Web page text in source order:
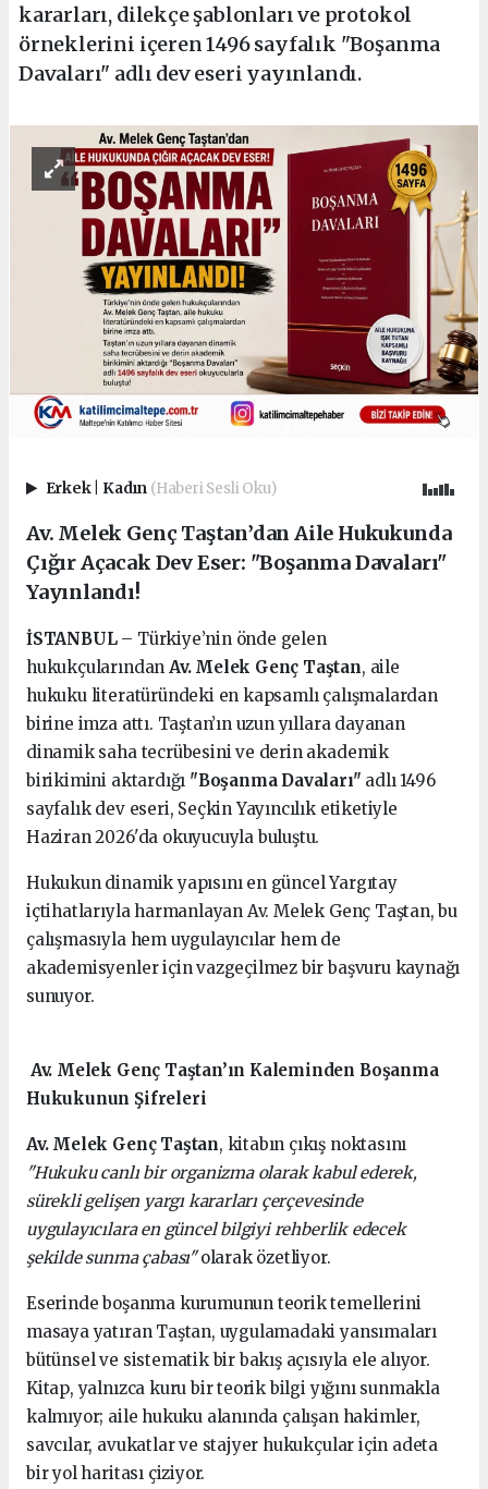
kararları, dilekçe şablonları ve protokol
örneklerini içeren 1496 sayfalık "Boşanma
Davaları" adlı dev eseri yayınlandı.
Erkek Kadın (Haberi Sesli Oku)
Av. Melek Genç Taştan’dan Aile Hukukunda
Çığır Açacak Dev Eser: "Boşanma Davaları"
Yayınlandı!
İSTANBUL– Türkiye’nin önde gelen
hukukçularından Av. Melek Genç Taştan, aile
hukuku literatüründeki en kapsamlı çalışmalardan
birine imza attı. Taştan’ın uzun yıllara dayanan
dinamik saha tecrübesini ve derin akademik
birikimini aktardığı "Boşanma Davaları" adlı 1496
sayfalık dev eseri, Seçkin Yayıncılık etiketiyle
Haziran 2026'da okuyucuyla buluştu.
Hukukun dinamik yapısını en güncel Yargıtay
içtihatlarıyla harmanlayan Av. Melek Genç Taştan, bu
çalışmasıyla hem uygulayıcılar hem de
akademisyenler için vazgeçilmez bir başvuru kaynağı
sunuyor.
Av. Melek Genç Taştan’ın Kaleminden Boşanma
Hukukunun Şifreleri
Av. Melek Genç Taştan, kitabın çıkış noktasını
"Hukuku canlı bir organizma olarak kabul ederek,
sürekli gelişen yargı kararları çerçevesinde
uygulayıcılara en güncel bilgiyi rehberlik edecek
şekilde sunma çabası"olarak özetliyor.
Eserinde boşanma kurumunun teorik temellerini
masaya yatıran Taştan, uygulamadaki yansımaları
bütünsel ve sistematik bir bakış açısıyla ele alıyor.
Kitap, yalnızca kuru bir teorik bilgi yığını sunmakla
kalmıyor; aile hukuku alanında çalışan hakimler,
savcılar, avukatlar ve stajyer hukukçular için adeta
bir yol haritası çiziyor.